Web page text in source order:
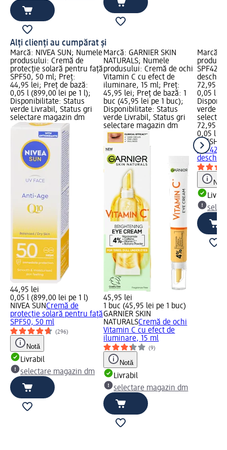
Alți clienți au cumpărat și
Marcă: NIVEA SUN; Numele
produsului: Cremă de
protecție solară pentru față
SPF50, 50 ml; Preț:
44,95 lei; Preț de bază:
0,05 l (899,00 lei pe 1 l);
Disponibilitate: Status
verde Livrabil, Status gri
selectare magazin dm
44,95 lei
0,05 l (899,00 lei pe 1 l)
NIVEA SUNCremă de
protecție solară pentru față
SPF50, 50 ml
(296)
Notă
Livrabil
selectare magazin dm
Marcă: GARNIER SKIN
NATURALS; Numele
produsului: Cremă de ochi
Vitamin C cu efect de
iluminare, 15 ml; Preț:
45,95 lei; Preț de bază: 1
buc (45,95 lei pe 1 buc);
Disponibilitate: Status
verde Livrabil, Status gri
selectare magazin dm
45,95 lei
1 buc (45,95 lei pe 1 buc)
GARNIER SKIN
NATURALSCremă de ochi
Vitamin C cu efect de
iluminare, 15 ml
(9)
Notă
Livrabil
selectare magazin dm
Marcă:
SPF42/
72,95
0,05 l
verde
72,95 lei
0,05 l
MISSHA
SPF42/
deschis,
Notă